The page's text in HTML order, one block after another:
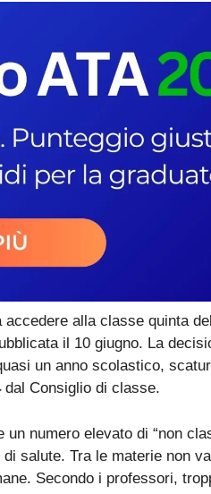
alla classe quinta
il 10 giugno. La
un anno scolastico,
dal Consiglio di classe.
un numero elevato di “non
salute. Tra le materie non
Secondo i professori,